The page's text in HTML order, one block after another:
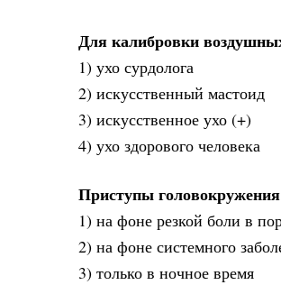
Для калибровки
1) ухо сурдолога
2) искусственный мастоид
3) искусственное ухо (+)
4) ухо здорового человека
Приступы
1) на фоне резкой боли в
2) на фоне системного
3) только в ночное время